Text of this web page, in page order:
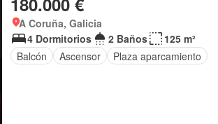
A Coruña, Galicia
4 Dormitorios
2 Baños
125 m²
Balcón
Ascensor Plaza aparcamiento